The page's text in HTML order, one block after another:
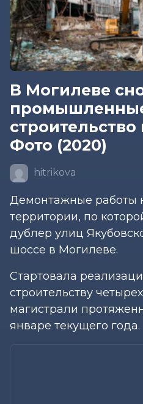
В Могилеве
Фото (2020)
hitrikova
Демонтажные работы
территории, по
дублер улиц
шоссе в Могилеве.
Стартовала
строительству
магистрали
январе текущего года.